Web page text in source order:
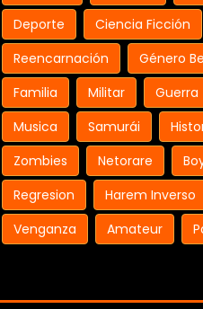
Deporte
Ciencia Ficción
Reencarnación
Género
Familia
Militar Guerra
Musica
Samurái
Zombies
Netorare
Regresion
Harem Inverso
Venganza
Amateur